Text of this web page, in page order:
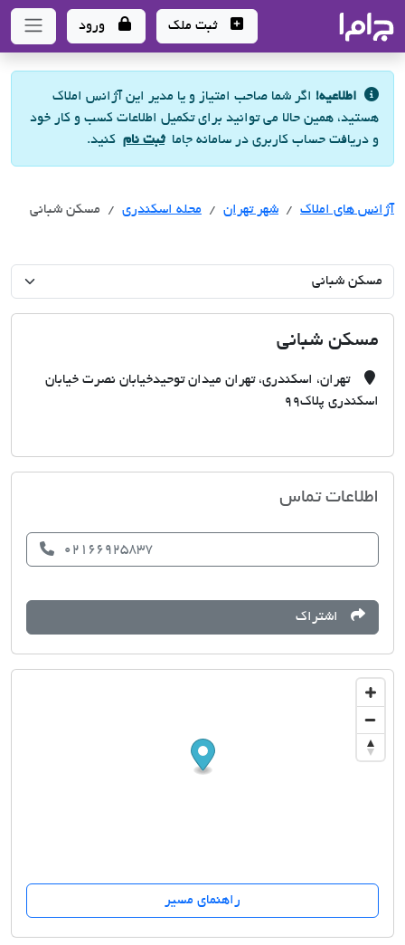
- سامانه جامع املاک و مشاورین املاک
ثبت ملک ورود
اطلاعیه! اگر شما صاحب امتیاز و یا مدیر این آژانس املاک
هستید، همین حالا می توانید برای تکمیل اطلاعات کسب و کار خود
و دریافت حساب کاربری در سامانه جاماثبت نام کنید.
آژانس های املاک آژانس های املاک
شهر تهران آژانس های املاک
محله اسکندری مسکن شبانی
مسکن شبانی
تهران، اسکندری، تهران میدان توحیدخیابان نصرت خیابان
اسکندری پلاک٩٩
اطلاعات تماس
02166925837
اشتراک
راهنمای مسیر